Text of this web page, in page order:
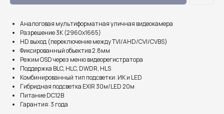
Аналоговая мультиформатная уличная видеокамера
Разрешение 3K (2960x1665)
HD выход (переключение между TVI/AHD/CVI/CVBS)
Фиксированный объектив 2.8мм
Режим OSD через меню видеорегистратора
Поддержка BLC, HLC, DWDR, HLS
Комбинированный тип подсветки: ИК и LED
Гибридная подсветка EXIR 30м/LED 20м
Питание DC12В
Гарантия: 3 года